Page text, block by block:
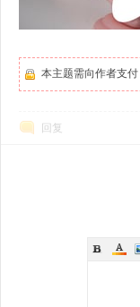
本主题需向作者支付
回复